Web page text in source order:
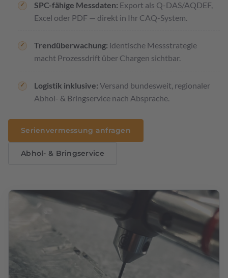
SPC-fähige Messdaten: Export als Q-DAS/AQDEF,
Excel oder PDF — direkt in Ihr CAQ-System.
Trendüberwachung: identische Messstrategie
macht Prozessdrift über Chargen sichtbar.
Logistik inklusive: Versand bundesweit, regionaler
Abhol- & Bringservice nach Absprache.
Serienvermessung anfragen
Abhol- & Bringservice